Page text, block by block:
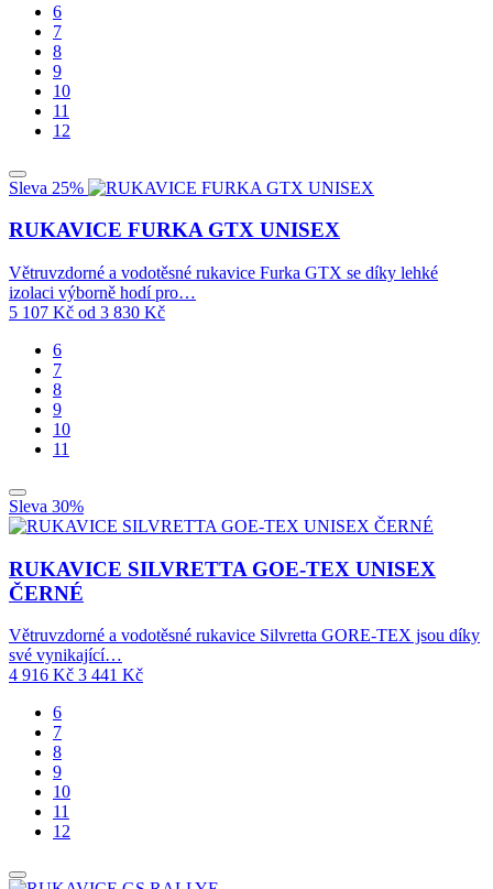
6
7
8
9
10
11
12
Sleva 25%
RUKAVICE FURKA GTX UNISEX
Větruvzdorné a vodotěsné rukavice Furka GTX se díky lehké
izolaci výborně hodí pro…
5 107 Kč od 3 830 Kč
6
7
8
9
10
11
Sleva 30%
RUKAVICE SILVRETTA GOE-TEX UNISEX
ČERNÉ
Větruvzdorné a vodotěsné rukavice Silvretta GORE-TEX jsou díky
své vynikající…
4 916 Kč 3 441 Kč
6
7
8
9
10
11
12